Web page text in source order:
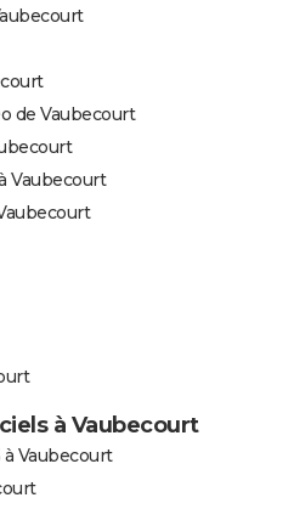
de Vaubecourt
Vaubecourt
à Vaubecourt
Vaubecourt